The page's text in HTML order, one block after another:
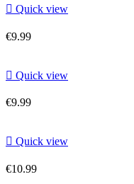
 Quick view
€9.99
 Quick view
€9.99
 Quick view
€10.99